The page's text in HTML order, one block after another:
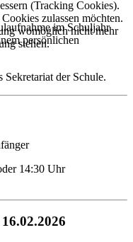
im Schuljahr
persönlichen
Sekretariat der Schule.
14:30 Uhr
(Tracking Cookies).
zulassen möchten.
womöglich nicht mehr
stehen.